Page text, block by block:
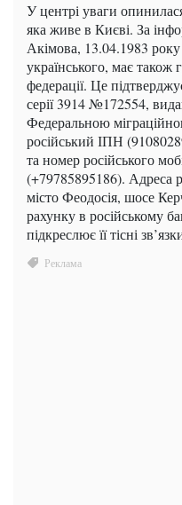
У центрі уваги
яка живе в Києві. За
Акімова, 13.04.1983
українського, має також
федерації. Це
серії 3914 №172554,
Федеральною
російський ІПН
та номер російського
(+79785895186). Адреса
місто Феодосія, шосе
рахунку в
підкреслює її тісні